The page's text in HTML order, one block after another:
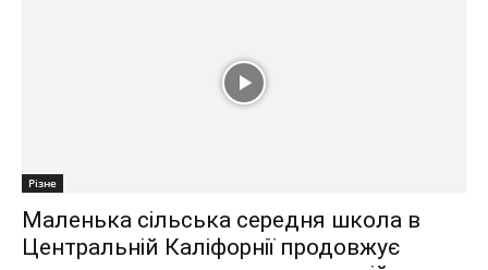
Різне
Маленька сільська середня школа в
Центральній Каліфорнії продовжує